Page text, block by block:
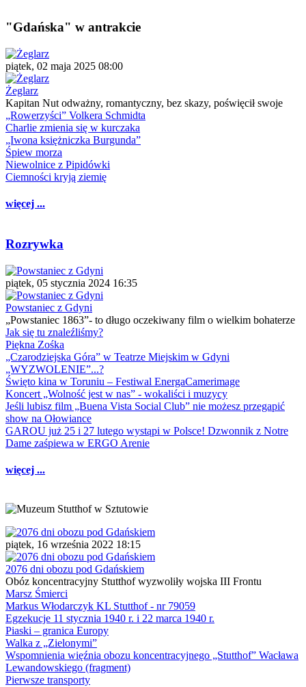
"Gdańska" w antrakcie
piątek, 02 maja 2025 08:00
Żeglarz
Kapitan Nut odważny, romantyczny, bez skazy, poświęcił swoje
„Rowerzyści” Volkera Schmidta
Charlie zmienia się w kurczaka
„Iwona księżniczka Burgunda”
Śpiew morza
Niewolnice z Pipidówki
Ciemności kryją ziemię
więcej ...
Rozrywka
piątek, 05 stycznia 2024 16:35
Powstaniec z Gdyni
„Powstaniec 1863”- to długo oczekiwany film o wielkim bohaterze
Jak się tu znaleźliśmy?
Piękna Zośka
„Czarodziejska Góra” w Teatrze Miejskim w Gdyni
„WYZWOLENIE”...?
Święto kina w Toruniu – Festiwal EnergaCamerimage
Koncert „Wolność jest w nas” - wokaliści i muzycy
Jeśli lubisz film „Buena Vista Social Club” nie możesz przegapić
show na Ołowiance
GAROU już 25 i 27 lutego wystąpi w Polsce! Dzwonnik z Notre
Dame zaśpiewa w ERGO Arenie
więcej ...
piątek, 16 września 2022 18:15
2076 dni obozu pod Gdańskiem
Obóz koncentracyjny Stutthof wyzwoliły wojska III Frontu
Marsz Śmierci
Markus Włodarczyk KL Stutthof - nr 79059
Egzekucje 11 stycznia 1940 r. i 22 marca 1940 r.
Piaski – granica Europy
Walka z „Zielonymi”
Wspomnienia więźnia obozu koncentracyjnego „Stutthof” Wacława
Lewandowskiego (fragment)
Pierwsze transporty